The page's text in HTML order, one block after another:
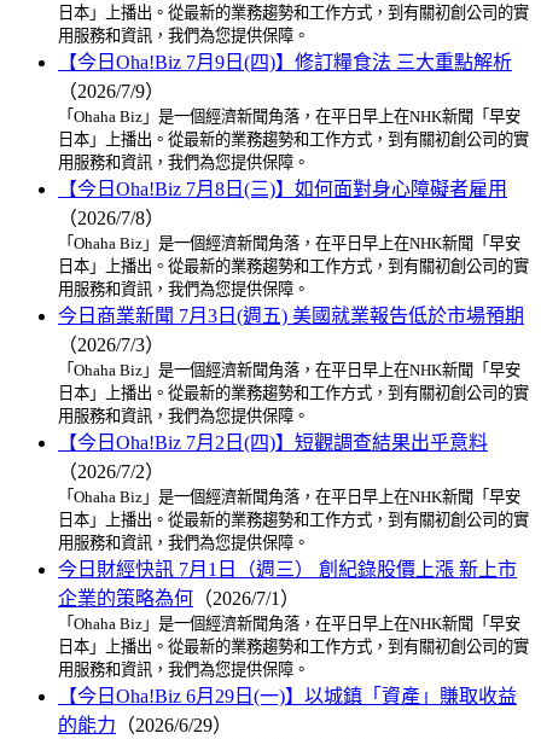
日本」上播出。從最新的業務趨勢和工作方式，到有關初創公司的實
用服務和資訊，我們為您提供保障。
【今日Oha!Biz 7月9日(四)】修訂糧食法 三大重點解析
（2026/7/9）
「Ohaha Biz」是一個經濟新聞角落，在平日早上在NHK新聞「早安
日本」上播出。從最新的業務趨勢和工作方式，到有關初創公司的實
用服務和資訊，我們為您提供保障。
【今日Oha!Biz 7月8日(三)】如何面對身心障礙者雇用
（2026/7/8）
「Ohaha Biz」是一個經濟新聞角落，在平日早上在NHK新聞「早安
日本」上播出。從最新的業務趨勢和工作方式，到有關初創公司的實
用服務和資訊，我們為您提供保障。
今日商業新聞 7月3日(週五) 美國就業報告低於市場預期
（2026/7/3）
「Ohaha Biz」是一個經濟新聞角落，在平日早上在NHK新聞「早安
日本」上播出。從最新的業務趨勢和工作方式，到有關初創公司的實
用服務和資訊，我們為您提供保障。
【今日Oha!Biz 7月2日(四)】短觀調查結果出乎意料
（2026/7/2）
「Ohaha Biz」是一個經濟新聞角落，在平日早上在NHK新聞「早安
日本」上播出。從最新的業務趨勢和工作方式，到有關初創公司的實
用服務和資訊，我們為您提供保障。
今日財經快訊 7月1日（週三） 創紀錄股價上漲 新上市
企業的策略為何 （2026/7/1）
「Ohaha Biz」是一個經濟新聞角落，在平日早上在NHK新聞「早安
日本」上播出。從最新的業務趨勢和工作方式，到有關初創公司的實
用服務和資訊，我們為您提供保障。
【今日Oha!Biz 6月29日(一)】以城鎮「資產」賺取收益
的能力 （2026/6/29）